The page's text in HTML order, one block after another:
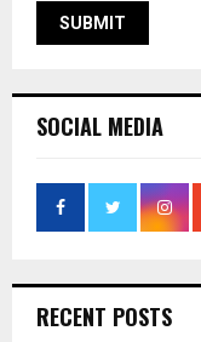
SOCIAL MEDIA
RECENT POSTS